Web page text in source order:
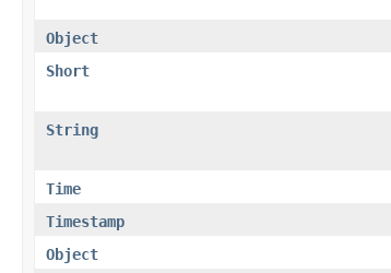
Object
Short
String
Time
Timestamp
Object